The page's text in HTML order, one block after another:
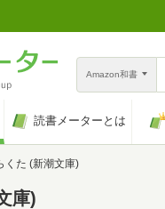
Amazon和書
読書メーターとは
くた (新潮文庫)
庫)